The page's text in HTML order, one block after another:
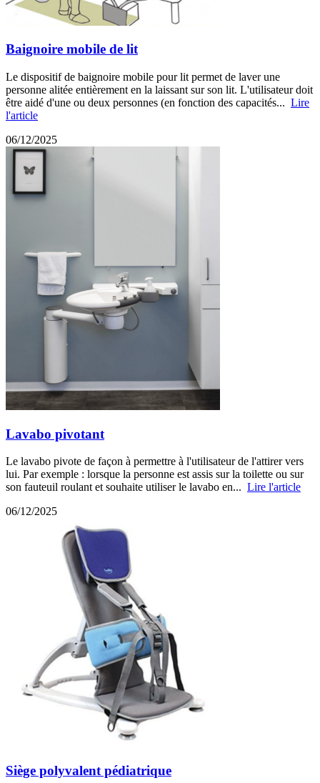
Baignoire mobile de lit
Le dispositif de baignoire mobile pour lit permet de laver une
personne alitée entièrement en la laissant sur son lit. L'utilisateur doit
être aidé d'une ou deux personnes (en fonction des capacités... Lire
l'article
06/12/2025
Lavabo pivotant
Le lavabo pivote de façon à permettre à l'utilisateur de l'attirer vers
lui. Par exemple : lorsque la personne est assis sur la toilette ou sur
son fauteuil roulant et souhaite utiliser le lavabo en... Lire l'article
06/12/2025
Siège polyvalent pédiatrique